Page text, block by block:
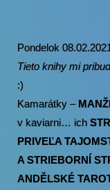
Pondelok
Tieto knihy mi
:)
Kamarátky –
v kaviarni… ich
PRIVEĽA
A STRIEBORNÍ
ANDĚLSKÉ